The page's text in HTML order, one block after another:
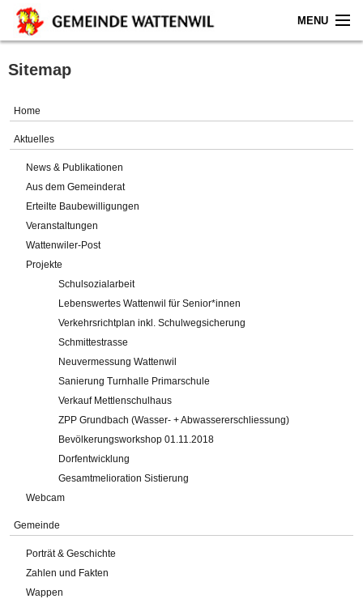
MENU
Home
Gemeinde
Verwaltung
Online-Service
Impressum
Sitemap
Home
Aktuelles
News & Publikationen
Aus dem Gemeinderat
Erteilte Baubewilligungen
Veranstaltungen
Wattenwiler-Post
Projekte
Schulsozialarbeit
Lebenswertes Wattenwil für Senior*innen
Verkehrsrichtplan inkl. Schulwegsicherung
Schmittestrasse
Neuvermessung Wattenwil
Sanierung Turnhalle Primarschule
Verkauf Mettlenschulhaus
ZPP Grundbach (Wasser- + Abwassererschliessung)
Bevölkerungsworkshop 01.11.2018
Dorfentwicklung
Gesamtmelioration Sistierung
Webcam
Gemeinde
Porträt & Geschichte
Zahlen und Fakten
Wappen